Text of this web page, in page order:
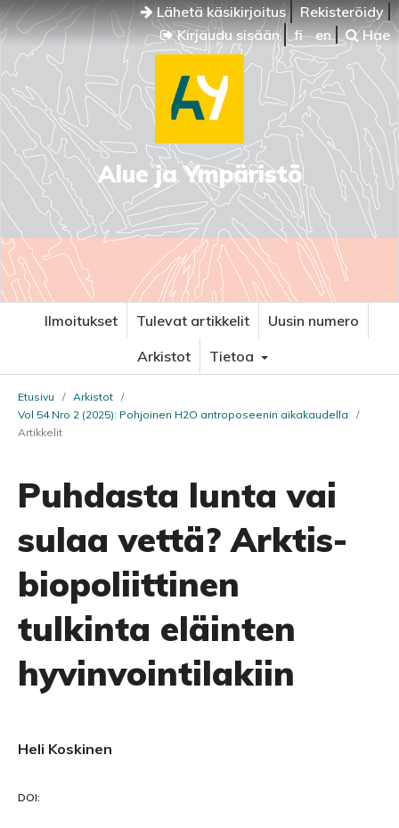
Lähetä käsikirjoitus
Rekisteröidy
Kirjaudu sisään
fi en Hae
Alue ja Ympäristö
Ilmoitukset Tulevat artikkelit
Uusin numero
Arkistot
Tietoa
Etusivu / Arkistot /
Vol 54 Nro 2 (2025): Pohjoinen H2O antroposeenin aikakaudella
/
Artikkelit
Puhdasta lunta vai
sulaa vettä? Arktis-
biopoliittinen
tulkinta eläinten
hyvinvointilakiin
Heli Koskinen
DOI: